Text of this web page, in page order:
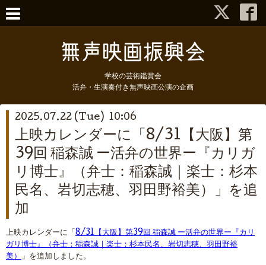
学校の芸術鑑賞会
活弁・生演奏付き無声映画公演の企画
2025.07.22 (Tue) 10:06
上映カレンダーに「8/31【大阪】第
39回 稲森誠 ー活弁の世界ー『カリガ
リ博士』（弁士：稲森誠｜楽士：杉本
民名、岩切志穂、羽田野裕美）」を追
加
上映カレンダーに「 8/31【大阪】第39回 稲森誠 ー活弁の世界ー『カリ
ガリ博士』（弁士：稲森誠｜楽士：杉本民名、岩切志穂、羽田野裕
美） 」を追加しました。